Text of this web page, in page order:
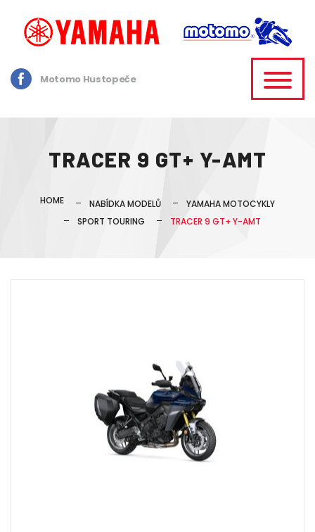
Motomo Hustopeče
TRACER 9 GT+ Y-AMT
HOME NABÍDKA MODELŮ
YAMAHA MOTOCYKLY
SPORT TOURING
TRACER 9 GT+ Y-AMT